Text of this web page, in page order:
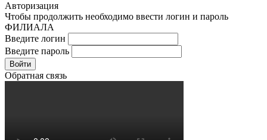
Авторизация
Чтобы продолжить необходимо ввести логин и пароль
ФИЛИАЛА
Введите логин
Введите пароль
Войти
Обратная связь